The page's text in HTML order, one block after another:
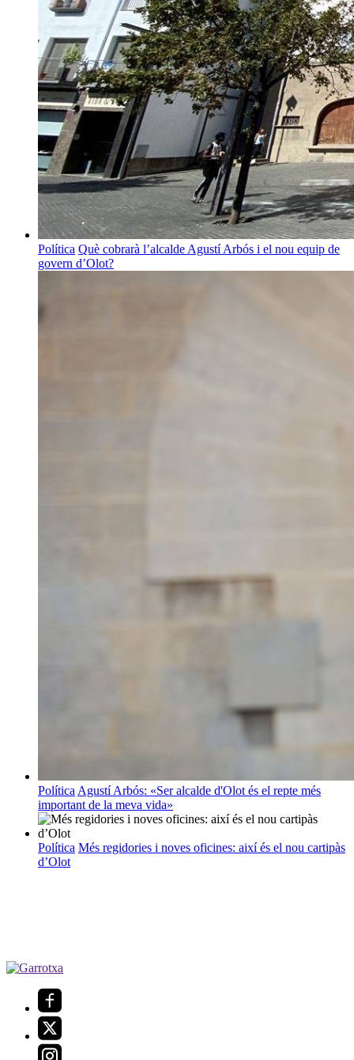
Política Què cobrarà l’alcalde Agustí Arbós i el nou equip de
govern d’Olot?
Política Agustí Arbós: «Ser alcalde d'Olot és el repte més
important de la meva vida»
Política Més regidories i noves oficines: així és el nou cartipàs
d’Olot